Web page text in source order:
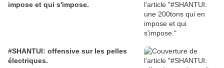
impose et qui s'impose.
#SHANTUI: offensive sur les pelles
électriques.